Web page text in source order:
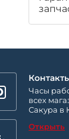
Часы
всех
Сакура в
Открыть